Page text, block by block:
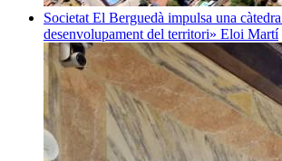
Societat El Berguedà impulsa una
desenvolupament del territori» Eloi Martí